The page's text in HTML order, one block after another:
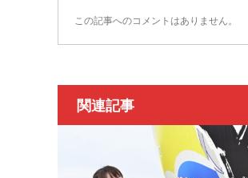
この記事へのコメントはありません。
関連記事